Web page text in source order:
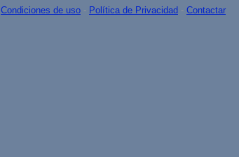
Condiciones de uso - Política de Privacidad - Contactar